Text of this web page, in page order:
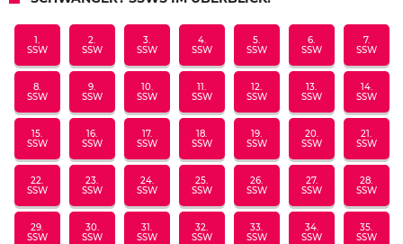
1.
SSW
2.
SSW
3.
SSW
4.
SSW
5.
SSW
6.
SSW
7.
SSW
8.
SSW
9.
SSW
10.
SSW
11.
SSW
12.
SSW
13.
SSW
14.
SSW
15.
SSW
16.
SSW
17.
SSW
18.
SSW
19.
SSW
20.
SSW
21.
SSW
22.
SSW
23.
SSW
24.
SSW
25.
SSW
26.
SSW
27.
SSW
28.
SSW
29.
SSW
30.
SSW
31.
SSW
32.
SSW
33.
SSW
34.
SSW
35.
SSW